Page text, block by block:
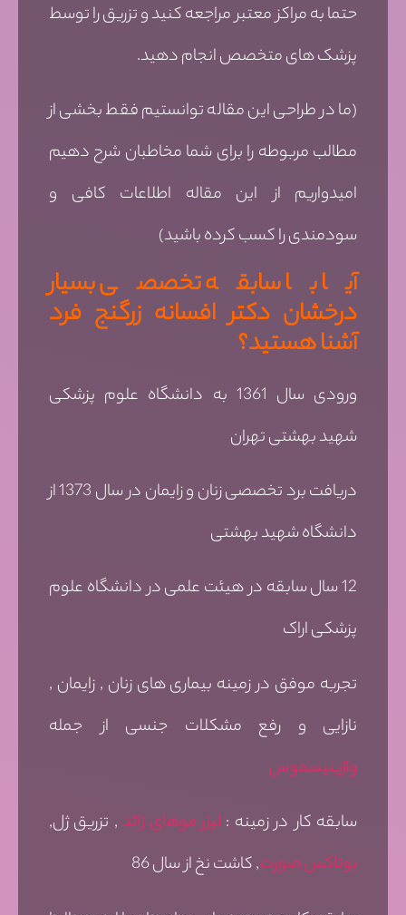
حتما به مراکز معتبر مراجعه کنید و تزریق را توسط
پزشک های متخصص انجام دهید.
(ما در طراحی این مقاله توانستیم فقط بخشی از
مطالب مربوطه را برای شما مخاطبان شرح دهیم
امیدواریم از این مقاله اطلاعات کافی و
سودمندی را کسب کرده باشید)
آیا با سابقه تخصصی بسیار
درخشان دکتر افسانه زرگنج فرد
آشنا هستید؟
ورودی سال 1361 به دانشگاه علوم پزشکی
شهید بهشتی تهران
دریافت برد تخصصی زنان و زایمان در سال 1373 از
دانشگاه شهید بهشتی
12 سال سابقه در هیئت علمی در دانشگاه علوم
پزشکی اراک
تجربه موفق در زمینه بیماری های زنان , زایمان ,
نازایی و رفع مشکلات جنسی از جمله
واژینیسموس
سابقه کار در زمینه : لیزر موهای زائد , تزریق ژل,
بوتاکس صورت, کاشت نخ از سال 86